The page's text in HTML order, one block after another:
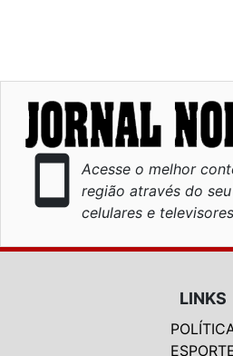
smartphone
Acesse o melhor
região através do
celulares e
LINKS